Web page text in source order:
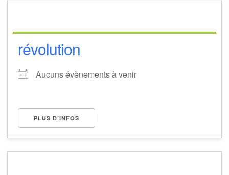
révolution
Aucuns évènements à venir
PLUS D’INFOS